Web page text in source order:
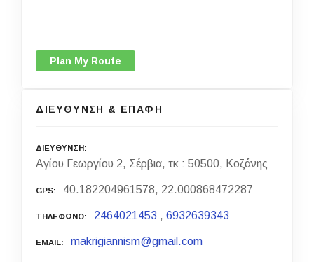
Plan My Route
ΔΙΕΥΘΥΝΣΗ & ΕΠΑΦΗ
ΔΙΕΥΘΥΝΣΗ
Αγίου Γεωργίου 2, Σέρβια, τκ : 50500, Κοζάνης
GPS 40.182204961578, 22.000868472287
ΤΗΛΕΦΩΝΟ 2464021453 ,6932639343
EMAIL makrigiannism@gmail.com